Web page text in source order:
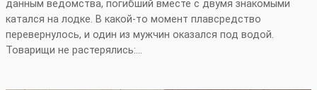
данным ведомства, погибший вместе с двумя знакомыми
катался на лодке. В какой‑то момент плавсредство
перевернулось, и один из мужчин оказался под водой.
Товарищи не растерялись:…